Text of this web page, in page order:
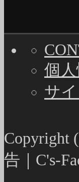
個
サ
Copyright
告｜C's-